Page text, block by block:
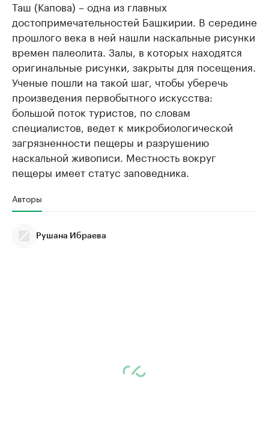
Таш (Капова) – одна из главных
достопримечательностей Башкирии. В середине
прошлого века в ней нашли наскальные рисунки
времен палеолита. Залы, в которых находятся
оригинальные рисунки, закрыты для посещения.
Ученые пошли на такой шаг, чтобы уберечь
произведения первобытного искусства:
большой поток туристов, по словам
специалистов, ведет к микробиологической
загрязненности пещеры и разрушению
наскальной живописи. Местность вокруг
пещеры имеет статус заповедника.
Авторы
Рушана Ибраева